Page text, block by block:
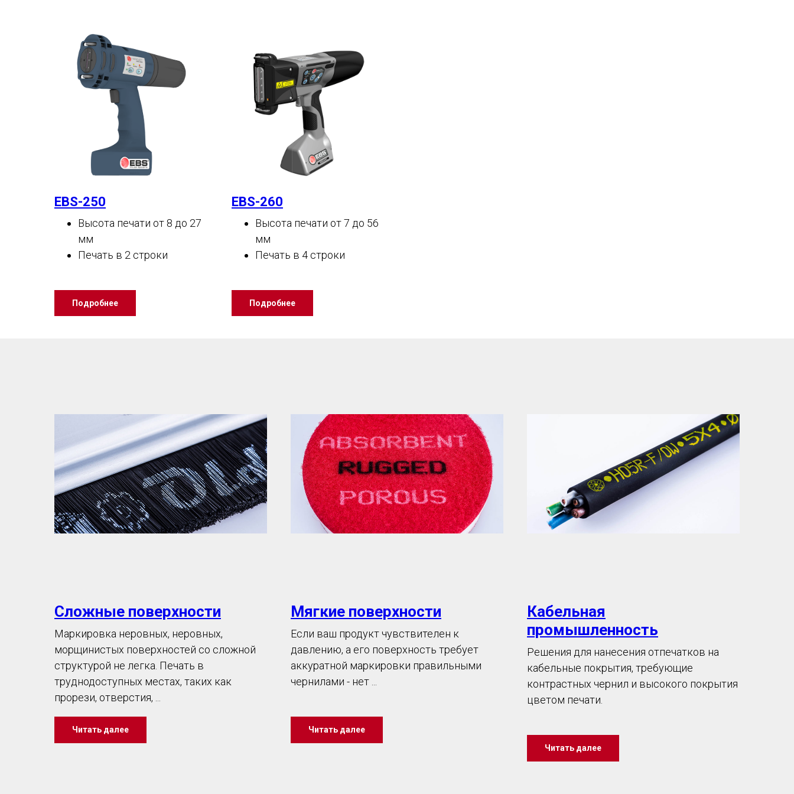
EBS-250
Высота печати от 8 до 27
мм
Печать в 2 строки
Подробнее
EBS-260
Высота печати от 7 до 56
мм
Печать в 4 строки
Подробнее
Сложные поверхности
Маркировка неровных, неровных,
морщинистых поверхностей со сложной
структурой не легка. Печать в
труднодоступных местах, таких как
прорези, отверстия, ...
Читать далее
Мягкие поверхности
Если ваш продукт чувствителен к
давлению, а его поверхность требует
аккуратной маркировки правильными
чернилами - нет ...
Читать далее
Кабельная
промышленность
Решения для нанесения отпечатков на
кабельные покрытия, требующие
контрастных чернил и высокого покрытия
цветом печати.
Читать далее